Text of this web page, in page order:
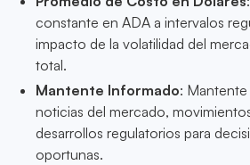
constante en ADA a intervalos
impacto de la volatilidad del
total.
Mantente Informado:
noticias del mercado,
desarrollos regulatorios para
oportunas.